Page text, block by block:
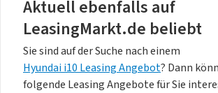
Aktuell ebenfalls auf
LeasingMarkt.de beliebt
Sie sind auf der Suche nach einem
Hyundai i10 Leasing Angebot? Dann
folgende Leasing Angebote für Sie